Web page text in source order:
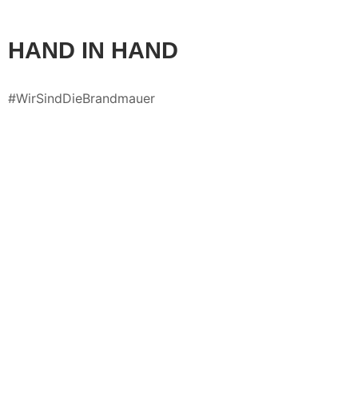
HAND IN HAND
#WirSindDieBrandmauer